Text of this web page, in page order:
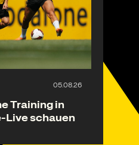
Training in
Live schauen